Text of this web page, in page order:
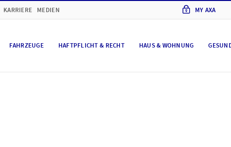
KARRIERE MEDIEN MY AXA
FAHRZEUGE HAFTPFLICHT & RECHT HAUS & WOHNUNG